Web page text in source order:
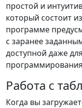
простой и
который состоит
программе
с заранее
доступной даже
Работа с
Когда вы